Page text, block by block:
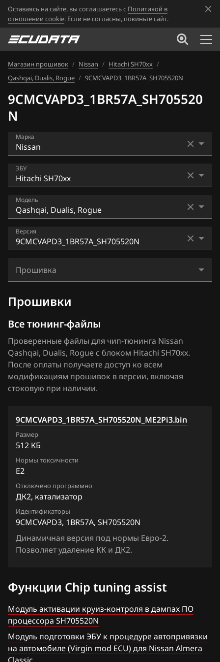
Оставаясь на сайте, вы соглашаетесь с Политикой в
отношении cookie. Если не согласны, покиньте сайт.
Магазин прошивок / Nissan / Hitachi SH70xx /
Qashqai, Dualis, Rogue / 9CMCVAPD3_1BR57A_SH705520N
9CMCVAPD3_1BR57A_SH705520
N
Марка
Acura
Alfa Romeo
ATLAS
BAIC
Bentley
BMW
Brilliance
BYD
Cadillac
Changan
Chery
Chevrolet
Chrysler
Citroen
Dacia
Daewoo
DAF
Exeed
Extreme moto
FAW
ЭБУ
Bosch EDC16CP33
Bosch EDC17C84
Bosch MD1CS006
Bosch ME7.9.20
Hitachi SH7254xx
Mitsubishi Melco MH8115F
Mitsubishi Melco SH7058
Siemens EMS 3125
Siemens EMS 3155
Siemens EMS 3160
Siemens SID 301
Модель
AD
Almera N16+ (Classic)
Altima
Bluebird
Cima
Cube
Elgrand
Frontier
Juke 1.6 Turbo 190hp
Juke 1.6 VVTi
Lafesta
Liberty
Maxima
Micra, March
Murano
NV200
Patrol, Safari
Presage
Версия
2JCS62D8_13ZB6A_SH705828N
2XH1K19BDF1_1BB97D_SH705828N
2XHK19BDF_1BB97A_SH705828N
2XHK19BDF1_1BB84A_SH705828N
2XHK19BDF1_1BB95B_SH705828N
2XHK19BDF1_1BB95D_SH705828N
2XHK19BDF1_1BB97D_SH705828N
4CMC81PDG_1BZ10A_SH705520N
4CMC81PDG_1JD04A_SH705520N
4CMCB1PDM_1BZ14A_SH705520N
4CMCB1PDM_1BZ16A_SH705520N
4CMCB1PDM_1BZ20A_SH705520N
4CMCB1PDM_1BZ22A_SH705520N
4CMCB1PDM_1BZ23A_SH705520N
4CMCB1PDM_1BZ25A_SH705520N
4CMCB1PDM_1BZ26A_SH705520N
4CMCB1PDM_1BZ27A_SH705520N
4CMCB1PDM_1BZ28A_SH705520N
Прошивка
Прошивки
Все тюнинг-файлы
Проверенные файлы для чип-тюнинга Nissan
Qashqai, Dualis, Rogue с блоком Hitachi SH70xx.
После оплаты получаете доступ ко всем
модификациям прошивок в версии, включая
стоковую при наличии.
9CMCVAPD3_1BR57A_SH705520N_ME2Pi3.bin
Размер
512 КБ
Нормы токсичности
E2
Отключено программно
ДК2, катализатор
Идентификаторы
9CMCVAPD3, 1BR57A, SH705520N
Динамичная версия под нормы Евро-2.
Позволяет удаление КК и ДК2.
Функции Chip tuning assist
Модуль активации круиз-контроля в дампах ПО
процессора SH705520N
Модуль подготовки ЭБУ к процедуре автопривязки
на автомобиле (Virgin mod ECU) для Nissan Almera